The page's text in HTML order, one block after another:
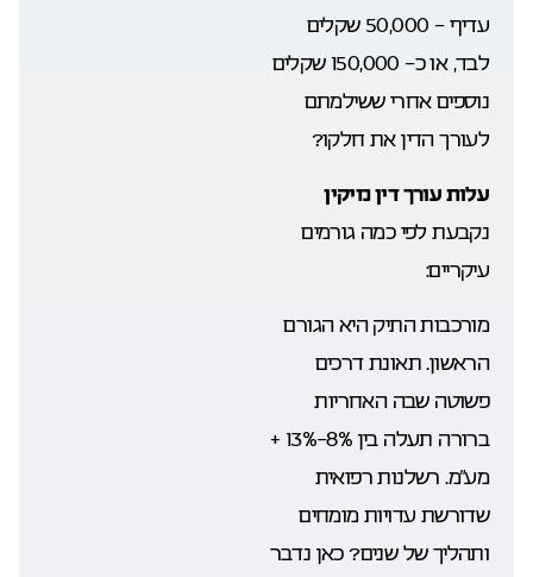
עדיף – 50,000 שקלים
לבד, או כ- 150,000 שקלים
נוספים אחרי ששילמתם
לעורך הדין את חלקו?
עלות עורך דין נזיקין
נקבעת לפי כמה גורמים
עיקריים:
מורכבות התיק היא הגורם
הראשון. תאונת דרכים
פשוטה שבה האחריות
ברורה תעלה בין 8%-13% +
מע”מ. רשלנות רפואית
שדורשת עדויות מומחים
ותהליך של שנים? כאן נדבר